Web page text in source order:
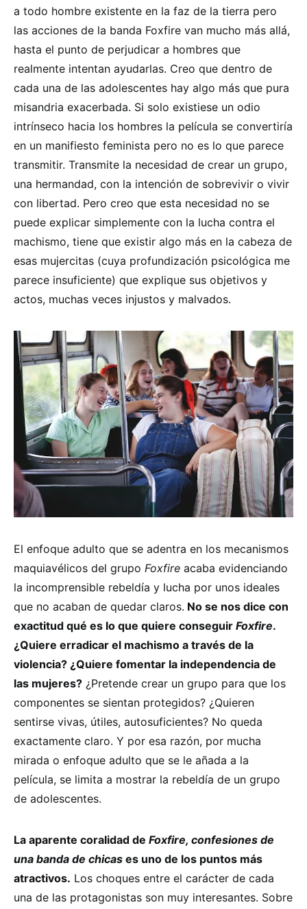
a todo hombre existente en la faz de la tierra pero
las acciones de la banda Foxfire van mucho más allá,
hasta el punto de perjudicar a hombres que
realmente intentan ayudarlas. Creo que dentro de
cada una de las adolescentes hay algo más que pura
misandria exacerbada. Si solo existiese un odio
intrínseco hacia los hombres la película se convertiría
en un manifiesto feminista pero no es lo que parece
transmitir. Transmite la necesidad de crear un grupo,
una hermandad, con la intención de sobrevivir o vivir
con libertad. Pero creo que esta necesidad no se
puede explicar simplemente con la lucha contra el
machismo, tiene que existir algo más en la cabeza de
esas mujercitas (cuya profundización psicológica me
parece insuficiente) que explique sus objetivos y
actos, muchas veces injustos y malvados.
El enfoque adulto que se adentra en los mecanismos
maquiavélicos del grupo Foxfire acaba evidenciando
la incomprensible rebeldía y lucha por unos ideales
que no acaban de quedar claros. No se nos dice con
exactitud qué es lo que quiere conseguir Foxfire.
¿Quiere erradicar el machismo a través de la
violencia? ¿Quiere fomentar la independencia de
las mujeres? ¿Pretende crear un grupo para que los
componentes se sientan protegidos? ¿Quieren
sentirse vivas, útiles, autosuficientes? No queda
exactamente claro. Y por esa razón, por mucha
mirada o enfoque adulto que se le añada a la
película, se limita a mostrar la rebeldía de un grupo
de adolescentes.
La aparente coralidad de Foxfire, confesiones de
una banda de chicas es uno de los puntos más
atractivos. Los choques entre el carácter de cada
una de las protagonistas son muy interesantes. Sobre